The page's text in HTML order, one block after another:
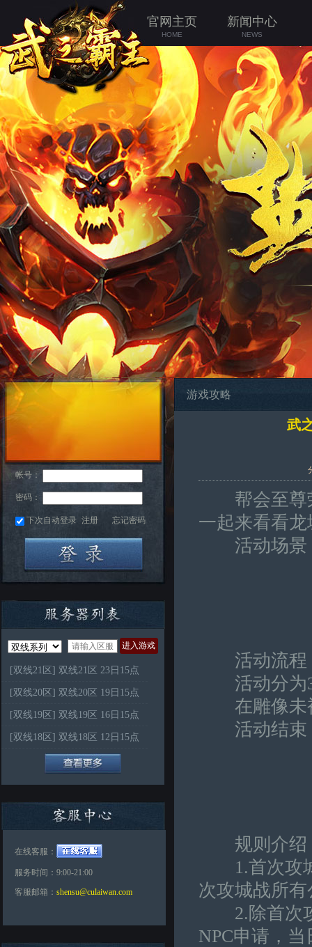
官网主页
HOME
新闻中心
NEWS
游戏攻略
武
帮会至尊荣
一起来看看
活动场景
活动流程
活动分为3
在雕像未
活动结束
规则介绍
1.首次攻城
次攻城战所
2.除首次攻
NPC申请，
帐号：
密码：
下次自动登录 注册 忘记密码
进入游戏
[双线21区] 双线21区 23日15点
[双线20区] 双线20区 19日15点
[双线19区] 双线19区 16日15点
[双线18区] 双线18区 12日15点
在线客服：
服务时间：9:00-21:00
客服邮箱： shensu@culaiwan.com